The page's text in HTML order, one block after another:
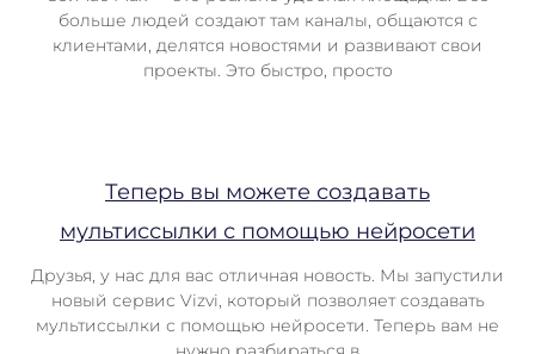
больше людей создают там каналы, общаются с
клиентами, делятся новостями и развивают свои
проекты. Это быстро, просто
Теперь вы можете создавать
мультиссылки с помощью нейросети
Друзья, у нас для вас отличная новость. Мы запустили
новый сервис Vizvi, который позволяет создавать
мультиссылки с помощью нейросети. Теперь вам не